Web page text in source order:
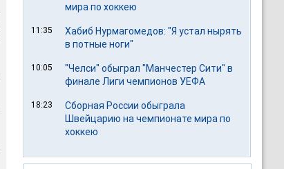
мира по хоккею
11:35
Хабиб Нурмагомедов: "Я устал нырять
в потные ноги"
10:05
"Челси" обыграл "Манчестер Сити" в
финале Лиги чемпионов УЕФА
18:23
Сборная России обыграла
Швейцарию на чемпионате мира по
хоккею